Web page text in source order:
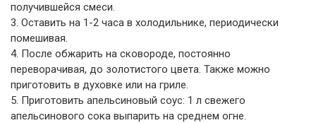
получившейся смеси.
3. Оставить на 1-2 часа в холодильнике, периодически
помешивая.
4. После обжарить на сковороде, постоянно
переворачивая, до золотистого цвета. Также можно
приготовить в духовке или на гриле.
5. Приготовить апельсиновый соус: 1 л свежего
апельсинового сока выпарить на среднем огне.